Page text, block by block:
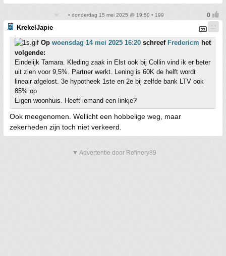
• donderdag 15 mei 2025 @ 19:50 • 199
KrekelJapie
Op woensdag 14 mei 2025 16:20 schreef Fredericm het
volgende:
Eindelijk Tamara. Kleding zaak in Elst ook bij Collin vind ik er beter
uit zien voor 9,5%. Partner werkt. Lening is 60K de helft wordt
lineair afgelost. 3e hypotheek 1ste en 2e bij zelfde bank LTV ook
85% op
Eigen woonhuis. Heeft iemand een linkje?
Ook meegenomen. Wellicht een hobbelige weg, maar
zekerheden zijn toch niet verkeerd.
▼ Advertentie door Refinery89